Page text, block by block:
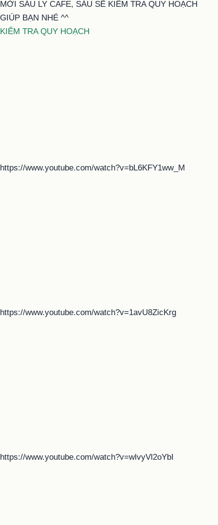
MỜI SÁU LY CAFE, SÁU SẼ KIỂM TRA QUY HOẠCH
GIÚP BẠN NHÉ ^^
KIỂM TRA QUY HOẠCH
https://www.youtube.com/watch?v=bL6KFY1ww_M
https://www.youtube.com/watch?v=1avU8ZicKrg
https://www.youtube.com/watch?v=wlvyVl2oYbI